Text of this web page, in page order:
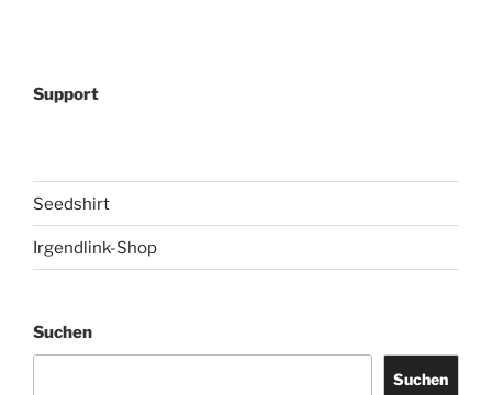
Support
Seedshirt
Irgendlink-Shop
Suchen
Suchen